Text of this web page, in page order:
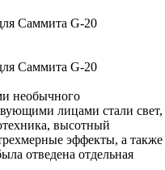
необычного
лицами стали свет,
высотный
эффекты, а также
отведена отдельная